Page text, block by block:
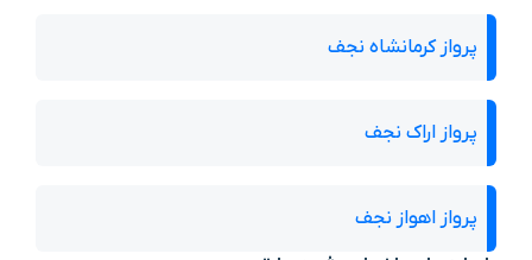
پرواز کرمانشاه نجف
پرواز اراک نجف
پرواز اهواز نجف